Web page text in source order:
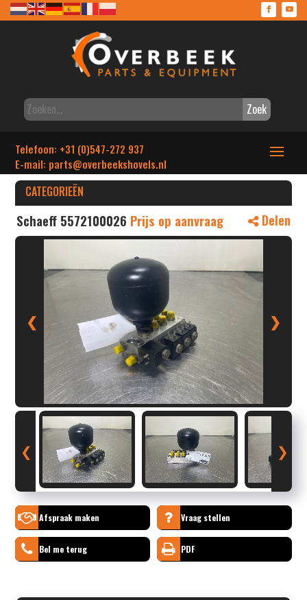
Zoek
Telefoon: +31 (0)547-272 937
E-mail: parts@overbeekshovels.nl
CATEGORIEËN
Schaeff 5572100026 Prijs op aanvraag Delen
❮ ❯
❮ ❯
Afspraak maken Vraag stellen
Bel me terug PDF